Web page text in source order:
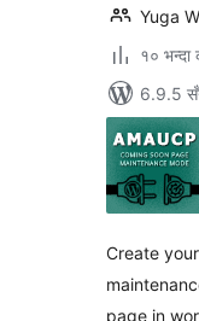
Yuga
१० भन्दा
6.9.5
Create
page in